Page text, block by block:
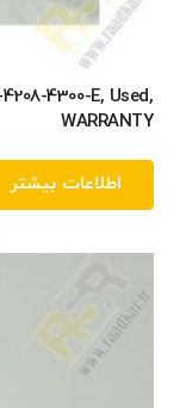
4300-E, Used,
WARRANTY
اطلاعات بیشتر